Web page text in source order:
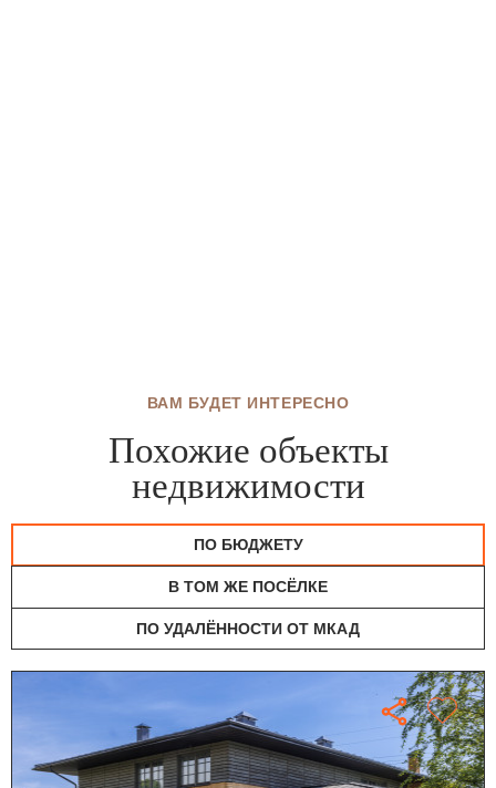
ВАМ БУДЕТ ИНТЕРЕСНО
Похожие объекты
недвижимости
ПО БЮДЖЕТУ
В ТОМ ЖЕ ПОСЁЛКЕ
ПО УДАЛЁННОСТИ ОТ МКАД